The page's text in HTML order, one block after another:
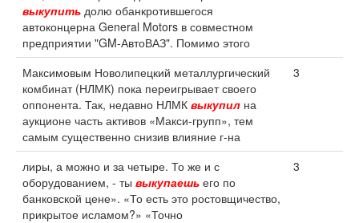
выкупить долю обанкротившегося
автоконцерна General Motors в совместном
предприятии "GM-АвтоВАЗ". Помимо этого
Максимовым Новолипецкий металлургический
комбинат (НЛМК) пока переигрывает своего
оппонента. Так, недавно НЛМК выкупил на
аукционе часть активов «Макси-групп», тем
самым существенно снизив влияние г-на
3
лиры, а можно и за четыре. То же и с
оборудованием, - ты выкупаешь его по
банковской цене». «То есть это ростовщичество,
прикрытое исламом?» «Точно
3